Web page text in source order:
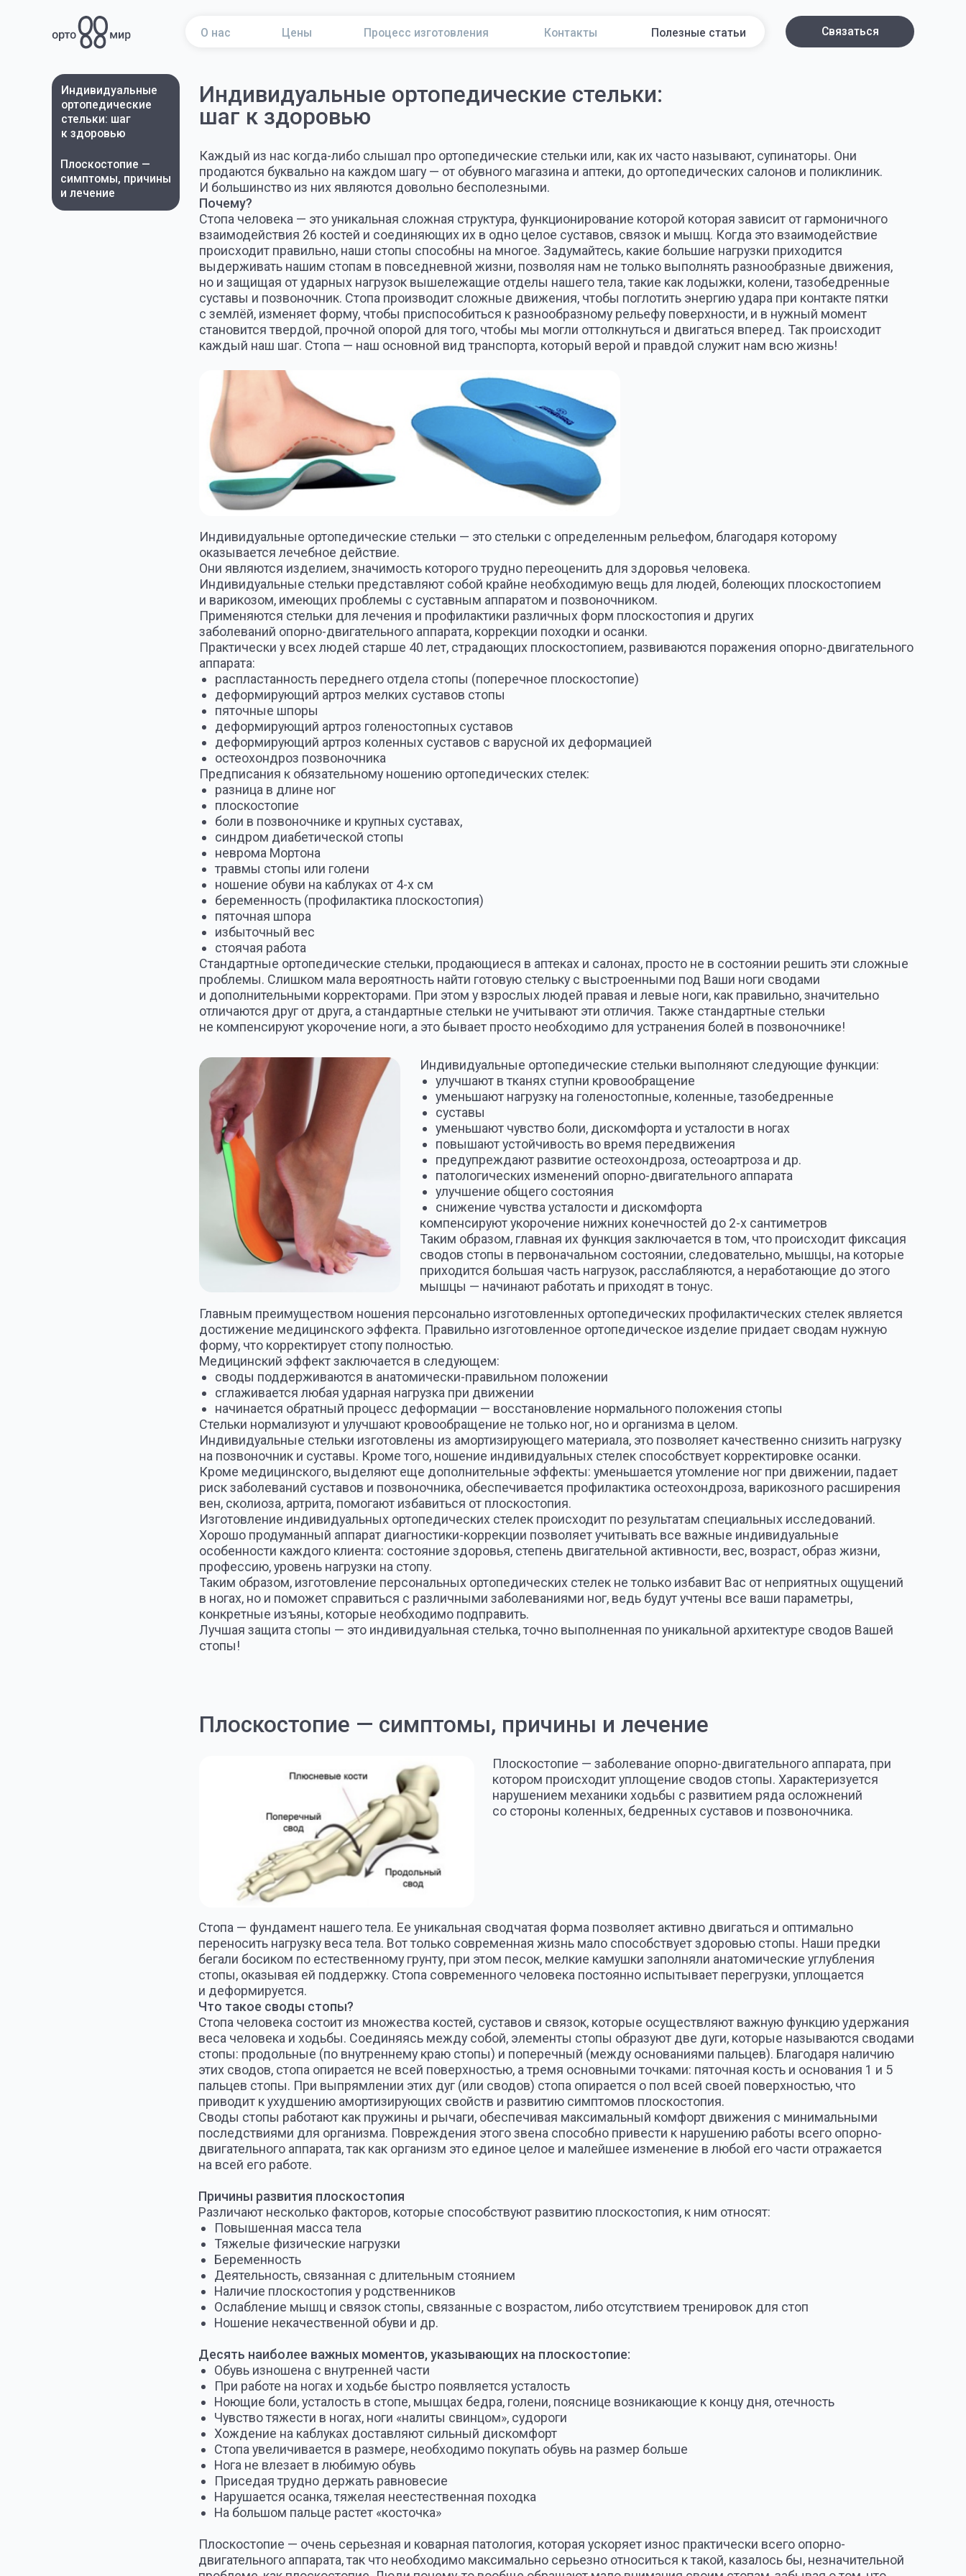
О нас Процесс изготовления Контакты Полезные статьи Связаться
Индивидуальные
ортопедические
стельки: шаг
к здоровью
симптомы, причины
Индивидуальные ортопедические стельки:
шаг к здоровью
продаются буквально на каждом шагу — от обувного магазина и аптеки, до ортопедических салонов и поликлиник.
И большинство из них являются довольно бесполезными.
Почему?
Стопа человека — это уникальная сложная структура, функционирование которой которая зависит от гармоничного
взаимодействия 26 костей и соединяющих их в одно целое суставов, связок и мышц. Когда это взаимодействие
происходит правильно, наши стопы способны на многое. Задумайтесь, какие большие нагрузки приходится
выдерживать нашим стопам в повседневной жизни, позволяя нам не только выполнять разнообразные движения,
но и защищая от ударных нагрузок вышележащие отделы нашего тела, такие как лодыжки, колени, тазобедренные
суставы и позвоночник. Стопа производит сложные движения, чтобы поглотить энергию удара при контакте пятки
с землёй, изменяет форму, чтобы приспособиться к разнообразному рельефу поверхности, и в нужный момент
становится твердой, прочной опорой для того, чтобы мы могли оттолкнуться и двигаться вперед. Так происходит
каждый наш шаг. Стопа — наш основной вид транспорта, который верой и правдой служит нам всю жизнь!
Индивидуальные ортопедические стельки — это стельки с определенным рельефом, благодаря которому
оказывается лечебное действие.
Они являются изделием, значимость которого трудно переоценить для здоровья человека.
и варикозом, имеющих проблемы с суставным аппаратом и позвоночником.
Применяются стельки для лечения и профилактики различных форм плоскостопия и других
заболеваний опорно-двигательного аппарата, коррекции походки и осанки.
Практически у всех людей старше 40 лет, страдающих плоскостопием, развиваются поражения опорно-двигательного
аппарата:
распластанность переднего отдела стопы (поперечное плоскостопие)
деформирующий артроз мелких суставов стопы
пяточные шпоры
деформирующий артроз голеностопных суставов
деформирующий артроз коленных суставов с варусной их деформацией
остеохондроз позвоночника
Предписания к обязательному ношению ортопедических стелек:
разница в длине ног
плоскостопие
боли в позвоночнике и крупных суставах,
синдром диабетической стопы
неврома Мортона
травмы стопы или голени
ношение обуви на каблуках от 4-х см
беременность (профилактика плоскостопия)
пяточная шпора
избыточный вес
стоячая работа
Стандартные ортопедические стельки, продающиеся в аптеках и салонах, просто не в состоянии решить эти сложные
проблемы. Слишком мала вероятность найти готовую стельку с выстроенными под Ваши ноги сводами
и дополнительными корректорами. При этом у взрослых людей правая и левые ноги, как правильно, значительно
отличаются друг от друга, а стандартные стельки не учитывают эти отличия. Также стандартные стельки
не компенсируют укорочение ноги, а это бывает просто необходимо для устранения болей в позвоночнике!
улучшают в тканях ступни кровообращение
уменьшают нагрузку на голеностопные, коленные, тазобедренные
суставы
уменьшают чувство боли, дискомфорта и усталости в ногах
повышают устойчивость во время передвижения
предупреждают развитие остеохондроза, остеоартроза и др.
улучшение общего состояния
снижение чувства усталости и дискомфорта
компенсируют укорочение нижних конечностей до 2-х сантиметров
Таким образом, главная их функция заключается в том, что происходит фиксация
сводов стопы в первоначальном состоянии, следовательно, мышцы, на которые
приходится большая часть нагрузок, расслабляются, а неработающие до этого
мышцы — начинают работать и приходят в тонус.
Плоскостопие — симптомы, причины и лечение
Стопа — фундамент нашего тела. Ее уникальная сводчатая форма позволяет активно двигаться и оптимально
переносить нагрузку веса тела. Вот только современная жизнь мало способствует здоровью стопы. Наши предки
стопы, оказывая ей поддержку. Стопа современного человека постоянно испытывает перегрузки, уплощается
Стопа человека состоит из множества костей, суставов и связок, которые осуществляют важную функцию удержания
веса человека и ходьбы. Соединяясь между собой, элементы стопы образуют две дуги, которые называются сводами
стопы: продольные (по внутреннему краю стопы) и поперечный (между основаниями пальцев). Благодаря наличию
этих сводов, стопа опирается не всей поверхностью, а тремя основными точками: пяточная кость и основания 1 и 5
пальцев стопы. При выпрямлении этих дуг (или сводов) стопа опирается о пол всей своей поверхностью, что
приводит к ухудшению амортизирующих свойств и развитию симптомов плоскостопия.
Своды стопы работают как пружины и рычаги, обеспечивая максимальный комфорт движения с минимальными
последствиями для организма. Повреждения этого звена способно привести к нарушению работы всего опорно-
на всей его работе.
Причины развития плоскостопия
Различают несколько факторов, которые способствуют развитию плоскостопия, к ним относят:
Повышенная масса тела
Тяжелые физические нагрузки
Беременность
Деятельность, связанная с длительным стоянием
Наличие плоскостопия у родственников
Ослабление мышц и связок стопы, связанные с возрастом, либо отсутствием тренировок для стоп
Ношение некачественной обуви и др.
Десять наиболее важных моментов, указывающих на плоскостопие:
Обувь изношена с внутренней части
При работе на ногах и ходьбе быстро появляется усталость
Ноющие боли, усталость в стопе, мышцах бедра, голени, пояснице возникающие к концу дня, отечность
Чувство тяжести в ногах, ноги «налиты свинцом», судороги
Хождение на каблуках доставляют сильный дискомфорт
Нога не влезает в любимую обувь
Приседая трудно держать равновесие
Нарушается осанка, тяжелая неестественная походка
На большом пальце растет «косточка»
Плоскостопие — очень серьезная и коварная патология, которая ускоряет износ практически всего опорно-
двигательного аппарата, так что необходимо максимально серьезно относиться к такой, казалось бы, незначительной
проблеме, как плоскостопие. Люди почему-то вообще обращают мало внимания своим стопам, забывая о том, что
здоровье стоп — это здоровье всего организма, и обращаются к врачу чаще всего уже с осложнениями плоскостопия.
Поэтому не затягивайте с лечением плоскостопия и при возникновении первых симптомов сразу же обращайтесь
Уважаемые читатели, отнеситесь к здоровью ваших ног и ног ваших детей с особым вниманием. Если вы не успели
вовремя осуществить профилактические действия и запустили механизм дальнейшего развития заболевания, срочно
примите меры по его лечению.
Помните, наличие болей в стопе, поперечного или продольного плоскостопия — это не приговор. Осуществляя
профилактику и лечение заболевания, вы обязательно способствуете прекращению болей в ногах, приобретете
хорошее настроение и комфортное самочувствие.
Лучшая защита стопы — это индивидуальная стелька, точно выполненная по уникальной архитектуре сводов Вашей
стопы!
В зависимости от того, какой свод стопы уплощен, различают три типа плоскостопия:
Продольное плоскостопие
увеличивается длина стопы. Основной признак продольного плоскостопия — это сокращение расстояния между
внутренним краем стопы и поверхностью пола. При продольном плоскостопии развивается косолапость, что приводит
к изнашиванию обуви по всей длине подошвы и каблука с внутренней стороны.
Главным преимуществом ношения персонально изготовленных ортопедических профилактических стелек является
достижение медицинского эффекта. Правильно изготовленное ортопедическое изделие придает сводам нужную
форму, что корректирует стопу полностью.
Медицинский эффект заключается в следующем:
своды поддерживаются в анатомически-правильном положении
сглаживается любая ударная нагрузка при движении
начинается обратный процесс деформации — восстановление нормального положения стопы
Стельки нормализуют и улучшают кровообращение не только ног, но и организма в целом.
Индивидуальные стельки изготовлены из амортизирующего материала, это позволяет качественно снизить нагрузку
Кроме медицинского, выделяют еще дополнительные эффекты: уменьшается утомление ног при движении, падает
риск заболеваний суставов и позвоночника, обеспечивается профилактика остеохондроза, варикозного расширения
вен, сколиоза, артрита, помогают избавиться от плоскостопия.
Изготовление индивидуальных ортопедических стелек происходит по результатам специальных исследований.
Хорошо продуманный аппарат диагностики-коррекции позволяет учитывать все важные индивидуальные
особенности каждого клиента: состояние здоровья, степень двигательной активности, вес, возраст, образ жизни,
профессию, уровень нагрузки на стопу.
Таким образом, изготовление персональных ортопедических стелек не только избавит Вас от неприятных ощущений
в ногах, но и поможет справиться с различными заболеваниями ног, ведь будут учтены все ваши параметры,
конкретные изъяны, которые необходимо подправить.
Лучшая защита стопы — это индивидуальная стелька, точно выполненная по уникальной архитектуре сводов Вашей
стопы!
Плоскостопие — заболевание опорно-двигательного аппарата, при
котором происходит уплощение сводов стопы. Характеризуется
нарушением механики ходьбы с развитием ряда осложнений
со стороны коленных, бедренных суставов и позвоночника.